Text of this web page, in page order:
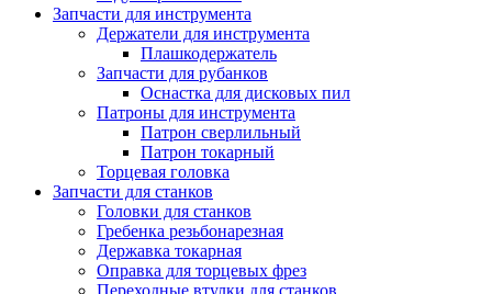
Запчасти для инструмента
Держатели для инструмента
Плашкодержатель
Запчасти для рубанков
Оснастка для дисковых пил
Патроны для инструмента
Патрон сверлильный
Патрон токарный
Торцевая головка
Запчасти для станков
Головки для станков
Гребенка резьбонарезная
Державка токарная
Оправка для торцевых фрез
Переходные втулки для станков